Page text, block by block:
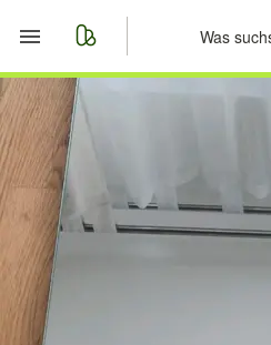
Start
Merkliste
Nachrichten